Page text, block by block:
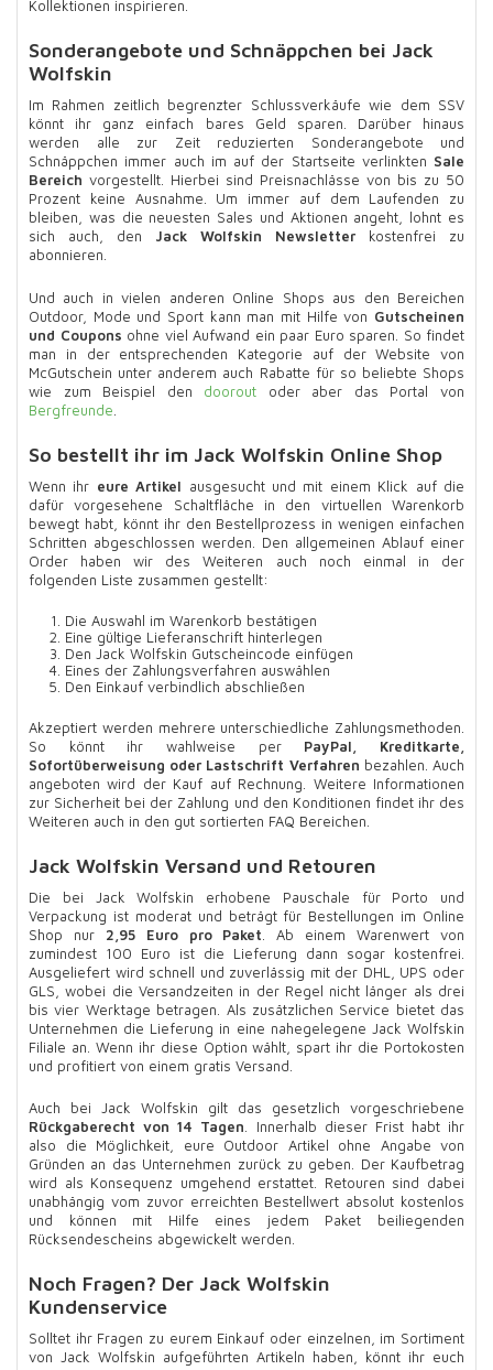
Kollektionen inspirieren.
Sonderangebote und Schnäppchen bei Jack
Wolfskin
Im Rahmen zeitlich begrenzter Schlussverkäufe wie dem SSV
könnt ihr ganz einfach bares Geld sparen. Darüber hinaus
werden alle zur Zeit reduzierten Sonderangebote und
Schnäppchen immer auch im auf der Startseite verlinkten Sale
Bereich vorgestellt. Hierbei sind Preisnachlässe von bis zu 50
Prozent keine Ausnahme. Um immer auf dem Laufenden zu
bleiben, was die neuesten Sales und Aktionen angeht, lohnt es
sich auch, den Jack Wolfskin Newsletter kostenfrei zu
abonnieren.
Und auch in vielen anderen Online Shops aus den Bereichen
Outdoor, Mode und Sport kann man mit Hilfe von Gutscheinen
und Coupons ohne viel Aufwand ein paar Euro sparen. So findet
man in der entsprechenden Kategorie auf der Website von
McGutschein unter anderem auch Rabatte für so beliebte Shops
wie zum Beispiel den doorout oder aber das Portal von
Bergfreunde
So bestellt ihr im Jack Wolfskin Online Shop
Wenn ihr eure Artikel ausgesucht und mit einem Klick auf die
dafür vorgesehene Schaltfläche in den virtuellen Warenkorb
bewegt habt, könnt ihr den Bestellprozess in wenigen einfachen
Schritten abgeschlossen werden. Den allgemeinen Ablauf einer
Order haben wir des Weiteren auch noch einmal in der
folgenden Liste zusammen gestellt:
Die Auswahl im Warenkorb bestätigen
Eine gültige Lieferanschrift hinterlegen
Den Jack Wolfskin Gutscheincode einfügen
Eines der Zahlungsverfahren auswählen
Den Einkauf verbindlich abschließen
Akzeptiert werden mehrere unterschiedliche Zahlungsmethoden.
So könnt ihr wahlweise per PayPal, Kreditkarte,
Sofortüberweisung oder Lastschrift Verfahren bezahlen. Auch
angeboten wird der Kauf auf Rechnung. Weitere Informationen
zur Sicherheit bei der Zahlung und den Konditionen findet ihr des
Weiteren auch in den gut sortierten FAQ Bereichen.
Jack Wolfskin Versand und Retouren
Die bei Jack Wolfskin erhobene Pauschale für Porto und
Verpackung ist moderat und beträgt für Bestellungen im Online
Shop nur2,95 Euro pro Paket . Ab einem Warenwert von
zumindest 100 Euro ist die Lieferung dann sogar kostenfrei.
Ausgeliefert wird schnell und zuverlässig mit der DHL, UPS oder
GLS, wobei die Versandzeiten in der Regel nicht länger als drei
bis vier Werktage betragen. Als zusätzlichen Service bietet das
Unternehmen die Lieferung in eine nahegelegene Jack Wolfskin
Filiale an. Wenn ihr diese Option wählt, spart ihr die Portokosten
und profitiert von einem gratis Versand.
Auch bei Jack Wolfskin gilt das gesetzlich vorgeschriebene
Rückgaberecht von 14 Tagen . Innerhalb dieser Frist habt ihr
also die Möglichkeit, eure Outdoor Artikel ohne Angabe von
Gründen an das Unternehmen zurück zu geben. Der Kaufbetrag
wird als Konsequenz umgehend erstattet. Retouren sind dabei
unabhängig vom zuvor erreichten Bestellwert absolut kostenlos
und können mit Hilfe eines jedem Paket beiliegenden
Rücksendescheins abgewickelt werden.
Noch Fragen? Der Jack Wolfskin
Kundenservice
Solltet ihr Fragen zu eurem Einkauf oder einzelnen, im Sortiment
von Jack Wolfskin aufgeführten Artikeln haben, könnt ihr euch